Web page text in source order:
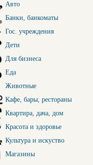
Авто
Банки, банкоматы
Гос. учреждения
Дети
Для бизнеса
Еда
Животные
Кафе, бары, рестораны
Квартира, дача, дом
Красота и здоровье
Культура и искуство
Магазины